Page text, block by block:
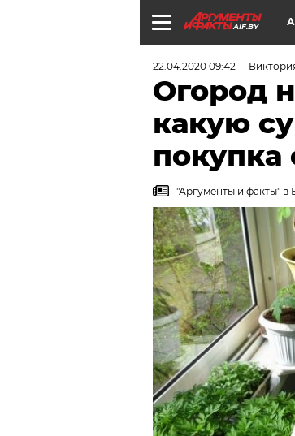
AIF.BY
22.04.2020 09:42
Огород
какую
покупка
"Аргументы и факты" в